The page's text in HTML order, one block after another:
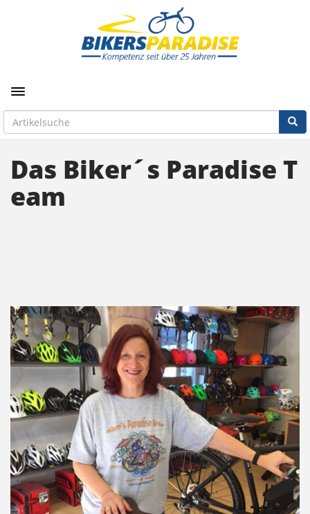
Toggle navigation
Das Biker´s Paradise T
eam